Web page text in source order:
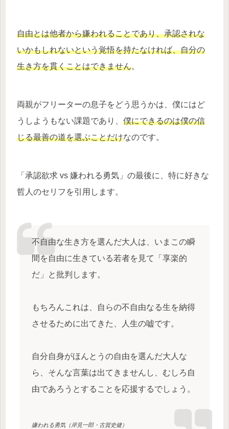
自由とは他者から嫌われることであり、承認されな
いかもしれないという覚悟を持たなければ、自分の
生き方を貫くことはできません。
両親がフリーターの息子をどう思うかは、僕にはど
うしようもない課題であり、 僕にできるのは僕の信
じる最善の道を選ぶことだけなのです。
「承認欲求 vs 嫌われる勇気」の最後に、特に好きな
哲人のセリフを引用します。
不自由な生き方を選んだ大人は、いまこの瞬
間を自由に生きている若者を見て「享楽的
だ」と批判します。
もちろんこれは、自らの不自由なる生を納得
させるために出てきた、人生の嘘です。
自分自身がほんとうの自由を選んだ大人な
ら、そんな言葉は出てきませんし、むしろ自
由であろうとすることを応援するでしょう。
嫌われる勇気（岸見一郎・古賀史健）